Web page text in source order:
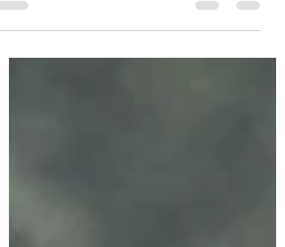
בקבוצות הפיננסיות בפייסבוק והשואל מצפה
לתשובה שתקדם אותו/ה....